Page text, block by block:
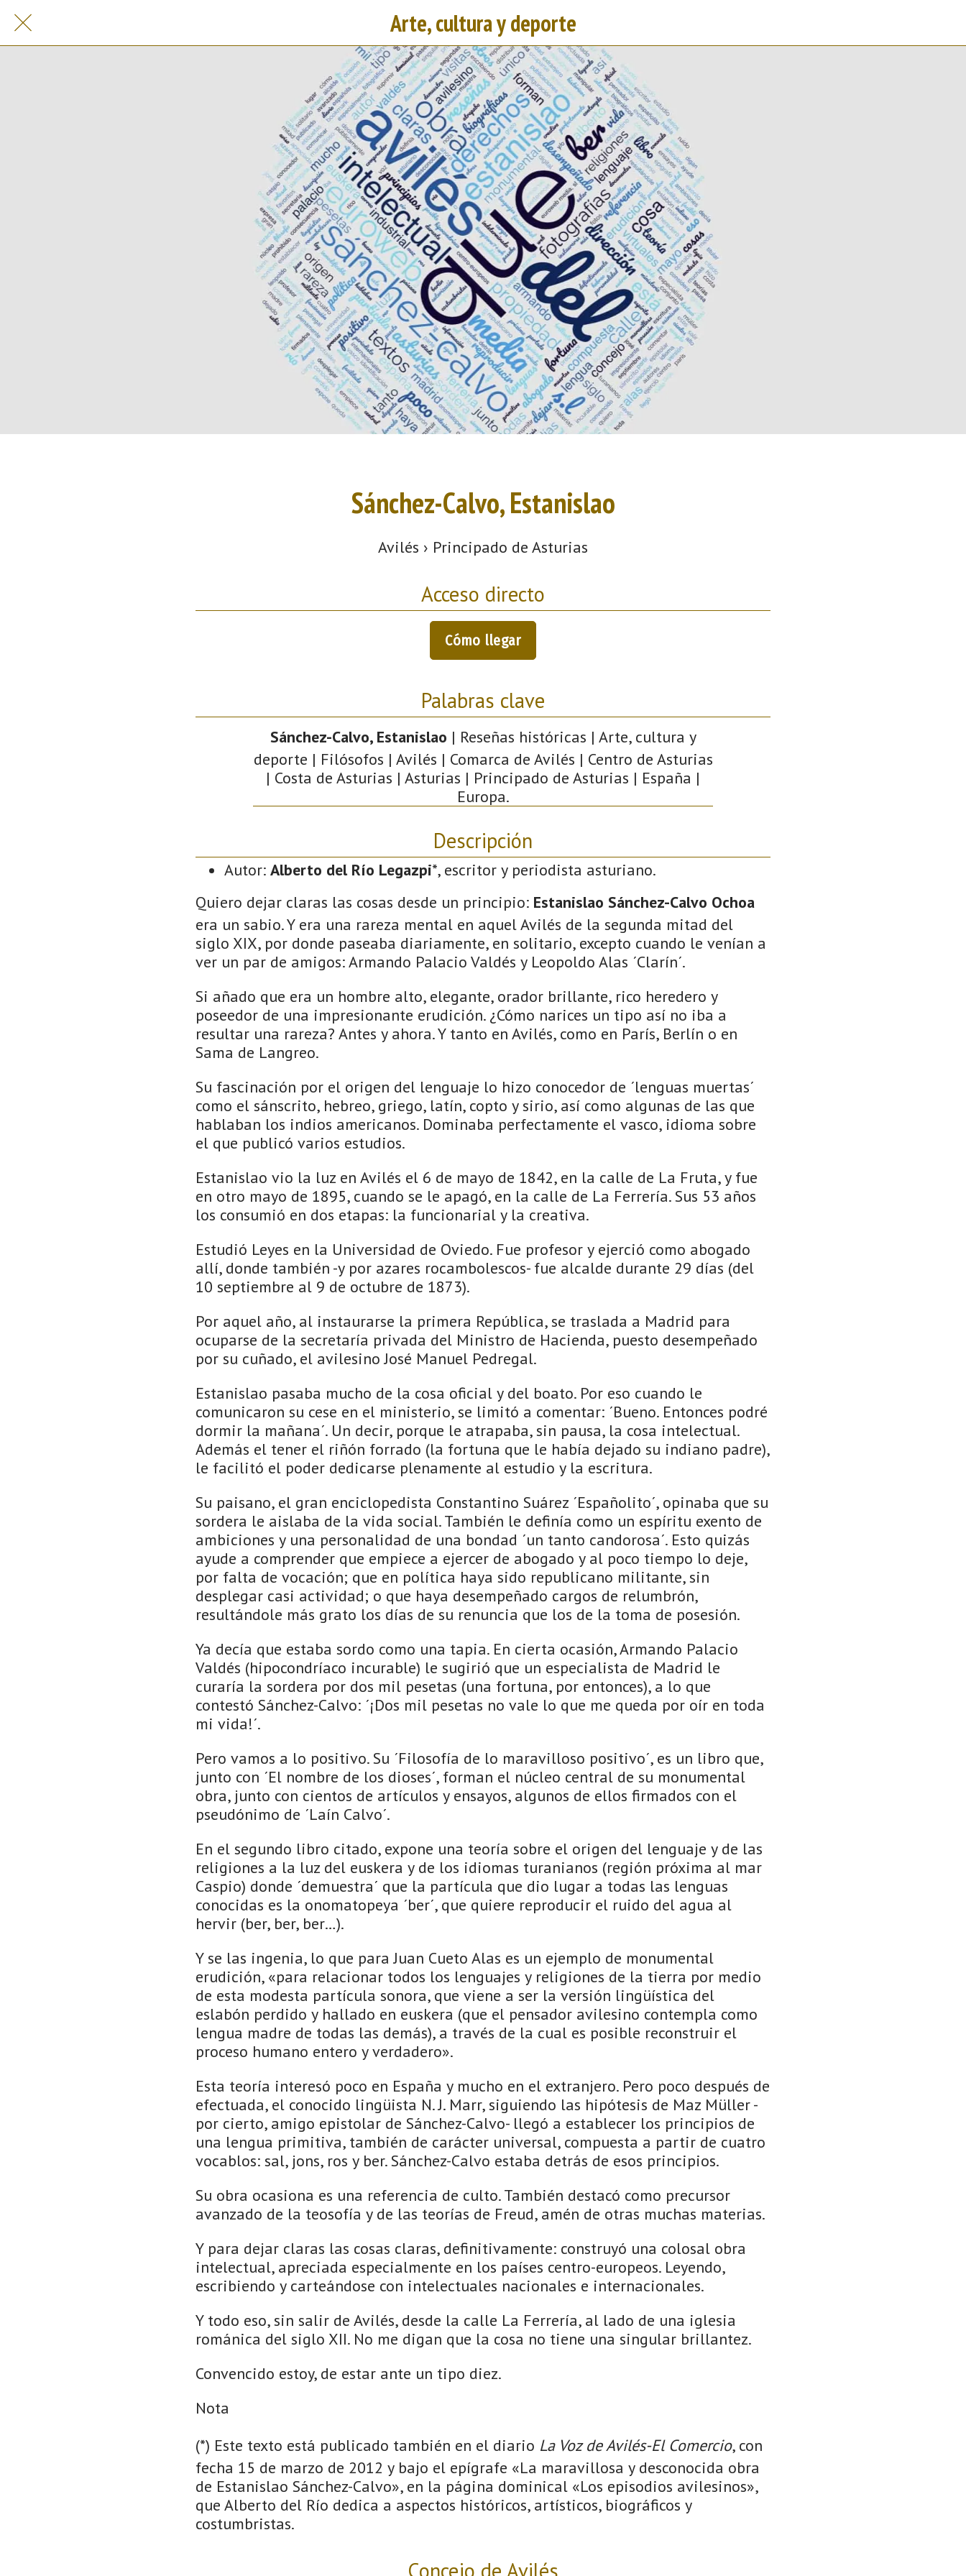
Arte, cultura y deporte
Sánchez-Calvo, Estanislao
Avilés › Principado de Asturias
Acceso directo
Cómo llegar
Palabras clave
Sánchez-Calvo, Estanislao | Reseñas históricas | Arte, cultura y
deporte | Filósofos | Avilés | Comarca de Avilés | Centro de Asturias
| Costa de Asturias | Asturias | Principado de Asturias | España |
Europa.
Descripción
Autor: Alberto del Río Legazpi*, escritor y periodista asturiano.
Quiero dejar claras las cosas desde un principio: Estanislao Sánchez-Calvo Ochoa
era un sabio. Y era una rareza mental en aquel Avilés de la segunda mitad del
siglo XIX, por donde paseaba diariamente, en solitario, excepto cuando le venían a
ver un par de amigos: Armando Palacio Valdés y Leopoldo Alas ´Clarín´.
Si añado que era un hombre alto, elegante, orador brillante, rico heredero y
poseedor de una impresionante erudición. ¿Cómo narices un tipo así no iba a
resultar una rareza? Antes y ahora. Y tanto en Avilés, como en París, Berlín o en
Sama de Langreo.
Su fascinación por el origen del lenguaje lo hizo conocedor de ´lenguas muertas´
como el sánscrito, hebreo, griego, latín, copto y sirio, así como algunas de las que
hablaban los indios americanos. Dominaba perfectamente el vasco, idioma sobre
el que publicó varios estudios.
Estanislao vio la luz en Avilés el 6 de mayo de 1842, en la calle de La Fruta, y fue
en otro mayo de 1895, cuando se le apagó, en la calle de La Ferrería. Sus 53 años
los consumió en dos etapas: la funcionarial y la creativa.
Estudió Leyes en la Universidad de Oviedo. Fue profesor y ejerció como abogado
allí, donde también -y por azares rocambolescos- fue alcalde durante 29 días (del
10 septiembre al 9 de octubre de 1873).
Por aquel año, al instaurarse la primera República, se traslada a Madrid para
ocuparse de la secretaría privada del Ministro de Hacienda, puesto desempeñado
por su cuñado, el avilesino José Manuel Pedregal.
Estanislao pasaba mucho de la cosa oficial y del boato. Por eso cuando le
comunicaron su cese en el ministerio, se limitó a comentar: ´Bueno. Entonces podré
dormir la mañana´. Un decir, porque le atrapaba, sin pausa, la cosa intelectual.
Además el tener el riñón forrado (la fortuna que le había dejado su indiano padre),
le facilitó el poder dedicarse plenamente al estudio y la escritura.
Su paisano, el gran enciclopedista Constantino Suárez ´Españolito´, opinaba que su
sordera le aislaba de la vida social. También le definía como un espíritu exento de
ambiciones y una personalidad de una bondad ´un tanto candorosa´. Esto quizás
ayude a comprender que empiece a ejercer de abogado y al poco tiempo lo deje,
por falta de vocación; que en política haya sido republicano militante, sin
desplegar casi actividad; o que haya desempeñado cargos de relumbrón,
resultándole más grato los días de su renuncia que los de la toma de posesión.
Ya decía que estaba sordo como una tapia. En cierta ocasión, Armando Palacio
Valdés (hipocondríaco incurable) le sugirió que un especialista de Madrid le
curaría la sordera por dos mil pesetas (una fortuna, por entonces), a lo que
contestó Sánchez-Calvo: ´¡Dos mil pesetas no vale lo que me queda por oír en toda
mi vida!´.
Pero vamos a lo positivo. Su ´Filosofía de lo maravilloso positivo´, es un libro que,
junto con ´El nombre de los dioses´, forman el núcleo central de su monumental
obra, junto con cientos de artículos y ensayos, algunos de ellos firmados con el
pseudónimo de ´Laín Calvo´.
En el segundo libro citado, expone una teoría sobre el origen del lenguaje y de las
religiones a la luz del euskera y de los idiomas turanianos (región próxima al mar
Caspio) donde ´demuestra´ que la partícula que dio lugar a todas las lenguas
conocidas es la onomatopeya ´ber´, que quiere reproducir el ruido del agua al
hervir (ber, ber, ber…).
Y se las ingenia, lo que para Juan Cueto Alas es un ejemplo de monumental
erudición, «para relacionar todos los lenguajes y religiones de la tierra por medio
de esta modesta partícula sonora, que viene a ser la versión lingüística del
eslabón perdido y hallado en euskera (que el pensador avilesino contempla como
lengua madre de todas las demás), a través de la cual es posible reconstruir el
proceso humano entero y verdadero».
Esta teoría interesó poco en España y mucho en el extranjero. Pero poco después de
efectuada, el conocido lingüista N. J. Marr, siguiendo las hipótesis de Maz Müller -
por cierto, amigo epistolar de Sánchez-Calvo- llegó a establecer los principios de
una lengua primitiva, también de carácter universal, compuesta a partir de cuatro
vocablos: sal, jons, ros y ber. Sánchez-Calvo estaba detrás de esos principios.
Su obra ocasiona es una referencia de culto. También destacó como precursor
avanzado de la teosofía y de las teorías de Freud, amén de otras muchas materias.
Y para dejar claras las cosas claras, definitivamente: construyó una colosal obra
intelectual, apreciada especialmente en los países centro-europeos. Leyendo,
escribiendo y carteándose con intelectuales nacionales e internacionales.
Y todo eso, sin salir de Avilés, desde la calle La Ferrería, al lado de una iglesia
románica del siglo XII. No me digan que la cosa no tiene una singular brillantez.
Convencido estoy, de estar ante un tipo diez.
Nota
(*) Este texto está publicado también en el diario La Voz de Avilés-El Comercio, con
fecha 15 de marzo de 2012 y bajo el epígrafe «La maravillosa y desconocida obra
de Estanislao Sánchez-Calvo», en la página dominical «Los episodios avilesinos»,
que Alberto del Río dedica a aspectos históricos, artísticos, biográficos y
costumbristas.
Concejo de Avilés